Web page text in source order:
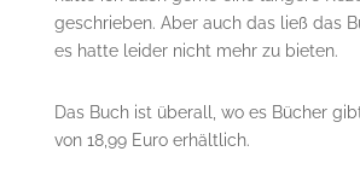
geschrieben. Aber auch das ließ das
es hatte leider nicht mehr zu bieten.
Das Buch ist überall, wo es Bücher
von 18,99 Euro erhältlich.